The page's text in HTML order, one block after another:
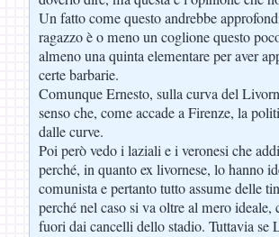
Un fatto come questo andrebbe
ragazzo è o meno un coglione questo
almeno una quinta elementare per aver
certe barbarie.
Comunque Ernesto, sulla curva del
senso che, come accade a Firenze, la
dalle curve.
Poi però vedo i laziali e i veronesi che
perché, in quanto ex livornese, lo hanno
comunista e pertanto tutto assume delle
perché nel caso si va oltre al mero ideale,
fuori dai cancelli dello stadio. Tuttavia se